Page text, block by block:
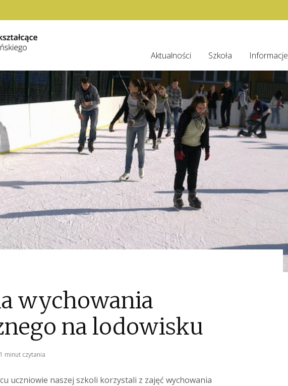
Aktualności Szkoła Informacje
wychowania
na lodowisku
1 minut czytania
uczniowie naszej szkoli korzystali z zajęć wychowania